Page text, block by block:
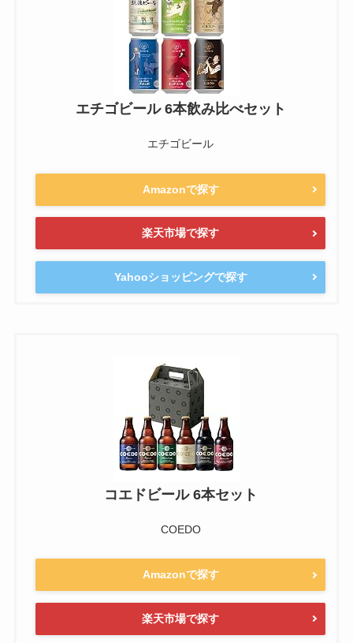
エチゴビール 6本飲み比べセット
エチゴビール
Amazonで探す
楽天市場で探す
Yahooショッピングで探す
コエドビール 6本セット
COEDO
Amazonで探す
楽天市場で探す